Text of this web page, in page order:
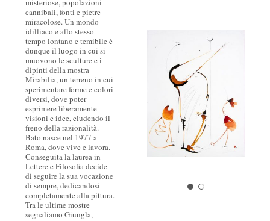
misteriose, popolazioni
cannibali, fonti e pietre
miracolose. Un mondo
idilliaco e allo stesso
tempo lontano e temibile è
dunque il luogo in cui si
muovono le sculture e i
dipinti della mostra
Mirabilia, un terreno in cui
sperimentare forme e colori
diversi, dove poter
esprimere liberamente
visioni e idee, eludendo il
freno della razionalità.
​Bato nasce nel 1977 a
Roma, dove vive e lavora.
Conseguita la laurea in
Lettere e Filosofia decide
di seguire la sua vocazione
di sempre, dedicandosi
completamente alla pittura.
Tra le ultime mostre
segnaliamo Giungla,